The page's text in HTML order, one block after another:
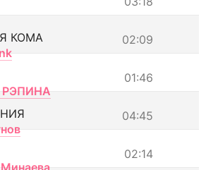
02:09
КОМА
01:46
04:45
02:14
Минаева